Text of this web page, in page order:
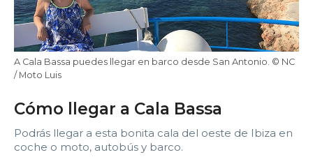
A Cala Bassa puedes llegar en barco desde San Antonio. © NC
/ Moto Luis
Cómo llegar a Cala Bassa
Podrás llegar a esta bonita cala del oeste de Ibiza en
coche o moto, autobús y barco.